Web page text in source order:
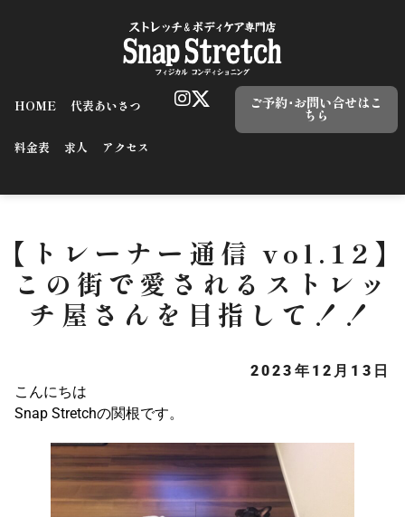
HOME 代表あいさつ
料金表 求人 アクセス
ご予約･お問い合せはこ
ちら
【トレーナー通信 vol.12】
この街で愛されるストレッ
チ屋さんを目指して！！
2023年12月13日
こんにちは
Snap Stretchの関根です。